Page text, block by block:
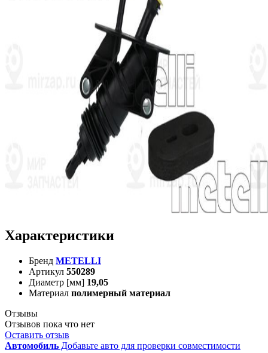
Характеристики
Бренд METELLI
Артикул 550289
Диаметр [мм] 19,05
Материал полимерный материал
Отзывы
Отзывов пока что нет
Оставить отзыв
Автомобиль Добавьте авто для проверки совместимости